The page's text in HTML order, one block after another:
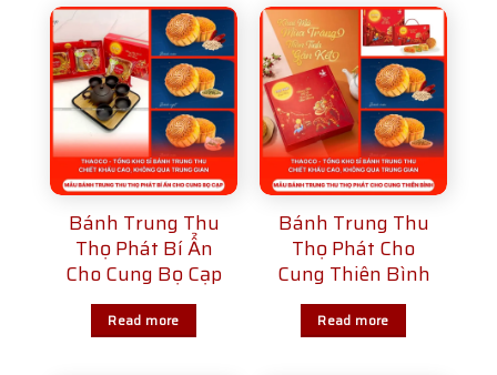
Bánh Trung Thu
Thọ Phát Bí Ẩn
Cho Cung Bọ Cạp
Read more
Bánh Trung Thu
Thọ Phát Cho
Cung Thiên Bình
Read more